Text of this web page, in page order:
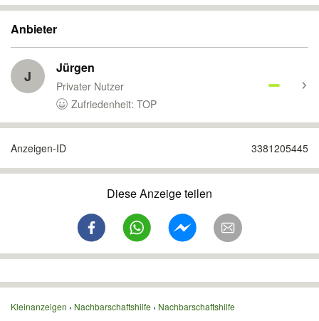
Anbieter
J Jürgen
Privater Nutzer
Zufriedenheit: TOP
Anzeigen-ID 3381205445
Diese Anzeige teilen
Kleinanzeigen Nachbarschaftshilfe Nachbarschaftshilfe